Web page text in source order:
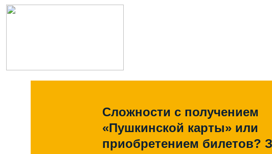
Сложности с получением
«Пушкинской карты» или
приобретением билетов?